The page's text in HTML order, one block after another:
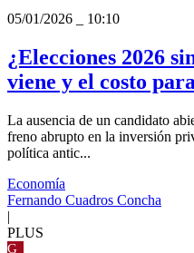
05/01/2026
10:10
¿Elecciones 2026
viene y el costo
La ausencia de un candidato
freno abrupto en la inversión
política antic...
Economía
Fernando Cuadros Concha
|
PLUS
G